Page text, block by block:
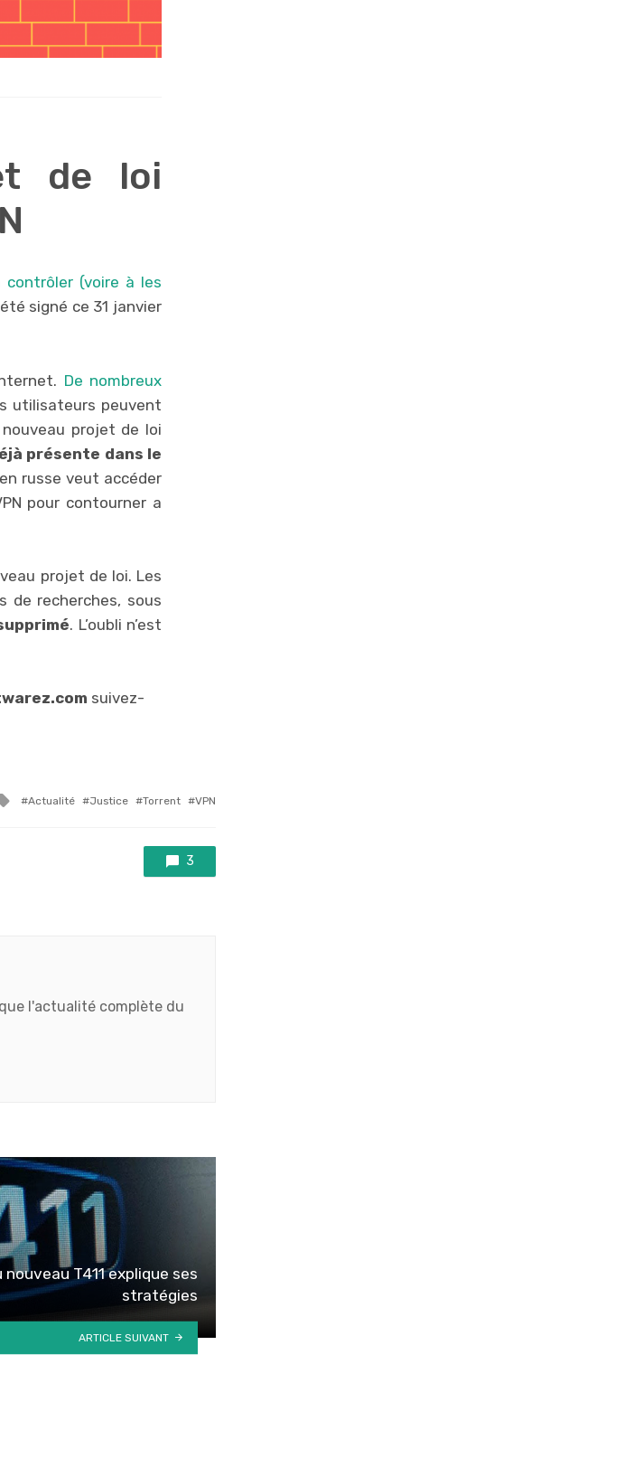
de loi
(voire à les
signé ce 31 janvier
De nombreux
utilisateurs peuvent
projet de loi
présente dans le
russe veut accéder
pour contourner a
projet de loi. Les
de recherches, sous
. L’oubli n’est
suivez-
Tagged
Actualité Justice Torrent VPN
3
l'actualité complète du
T411 explique ses
stratégies
ARTICLE SUIVANT